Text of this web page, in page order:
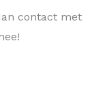
contact met